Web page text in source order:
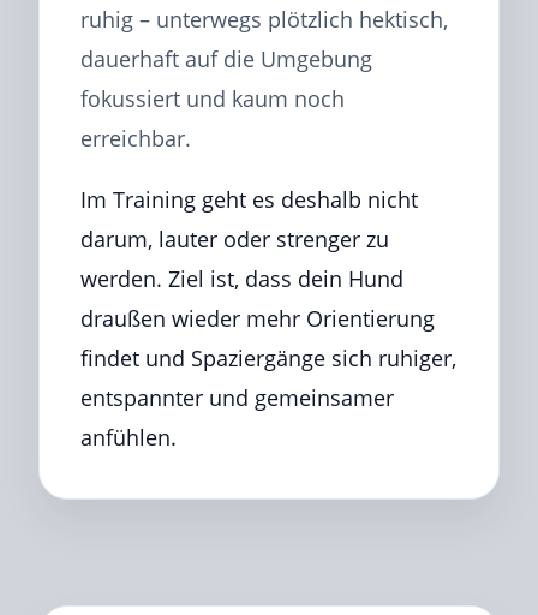
ruhig – unterwegs plötzlich hektisch,
dauerhaft auf die Umgebung
fokussiert und kaum noch
erreichbar.
Im Training geht es deshalb nicht
darum, lauter oder strenger zu
werden. Ziel ist, dass dein Hund
draußen wieder mehr Orientierung
findet und Spaziergänge sich ruhiger,
entspannter und gemeinsamer
anfühlen.